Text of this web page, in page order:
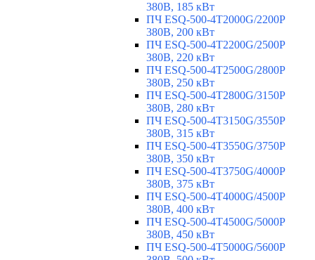
380В, 185 кВт
ПЧ ESQ-500-4T2000G/2200P
380В, 200 кВт
ПЧ ESQ-500-4T2200G/2500P
380В, 220 кВт
ПЧ ESQ-500-4T2500G/2800P
380В, 250 кВт
ПЧ ESQ-500-4T2800G/3150P
380В, 280 кВт
ПЧ ESQ-500-4T3150G/3550P
380В, 315 кВт
ПЧ ESQ-500-4T3550G/3750P
380В, 350 кВт
ПЧ ESQ-500-4T3750G/4000P
380В, 375 кВт
ПЧ ESQ-500-4T4000G/4500P
380В, 400 кВт
ПЧ ESQ-500-4T4500G/5000P
380В, 450 кВт
ПЧ ESQ-500-4T5000G/5600P